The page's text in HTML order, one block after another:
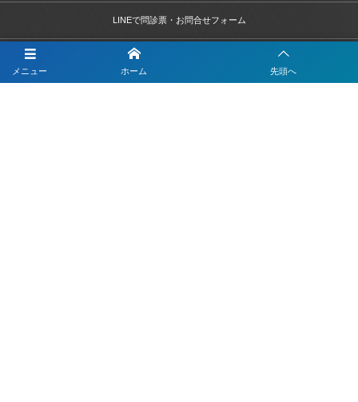
メニュー ホーム 先頭へ
LINEで問診票・お問合せフォーム
LINEを活用した採用活動